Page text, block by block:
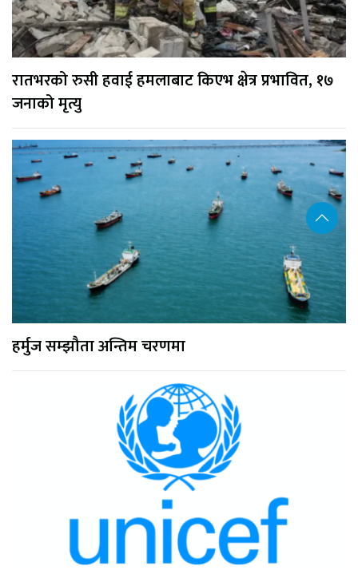
रातभरको रुसी हवाई हमलाबाट किएभ क्षेत्र प्रभावित, १७
जनाको मृत्यु
हर्मुज सम्झौता अन्तिम चरणमा